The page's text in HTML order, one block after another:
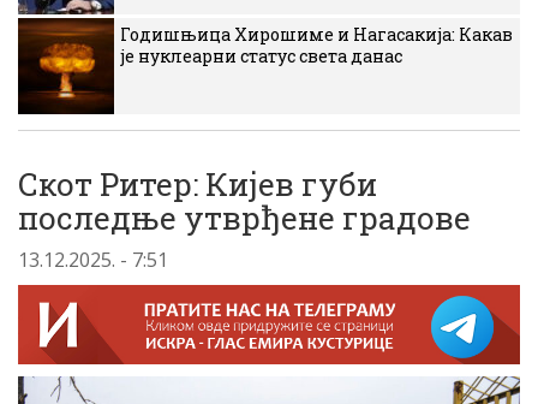
Годишњица Хирошиме и Нагасакија: Какав
је нуклеарни статус света данас
Скот Ритер: Кијев губи
последње утврђене градове
13.12.2025. - 7:51